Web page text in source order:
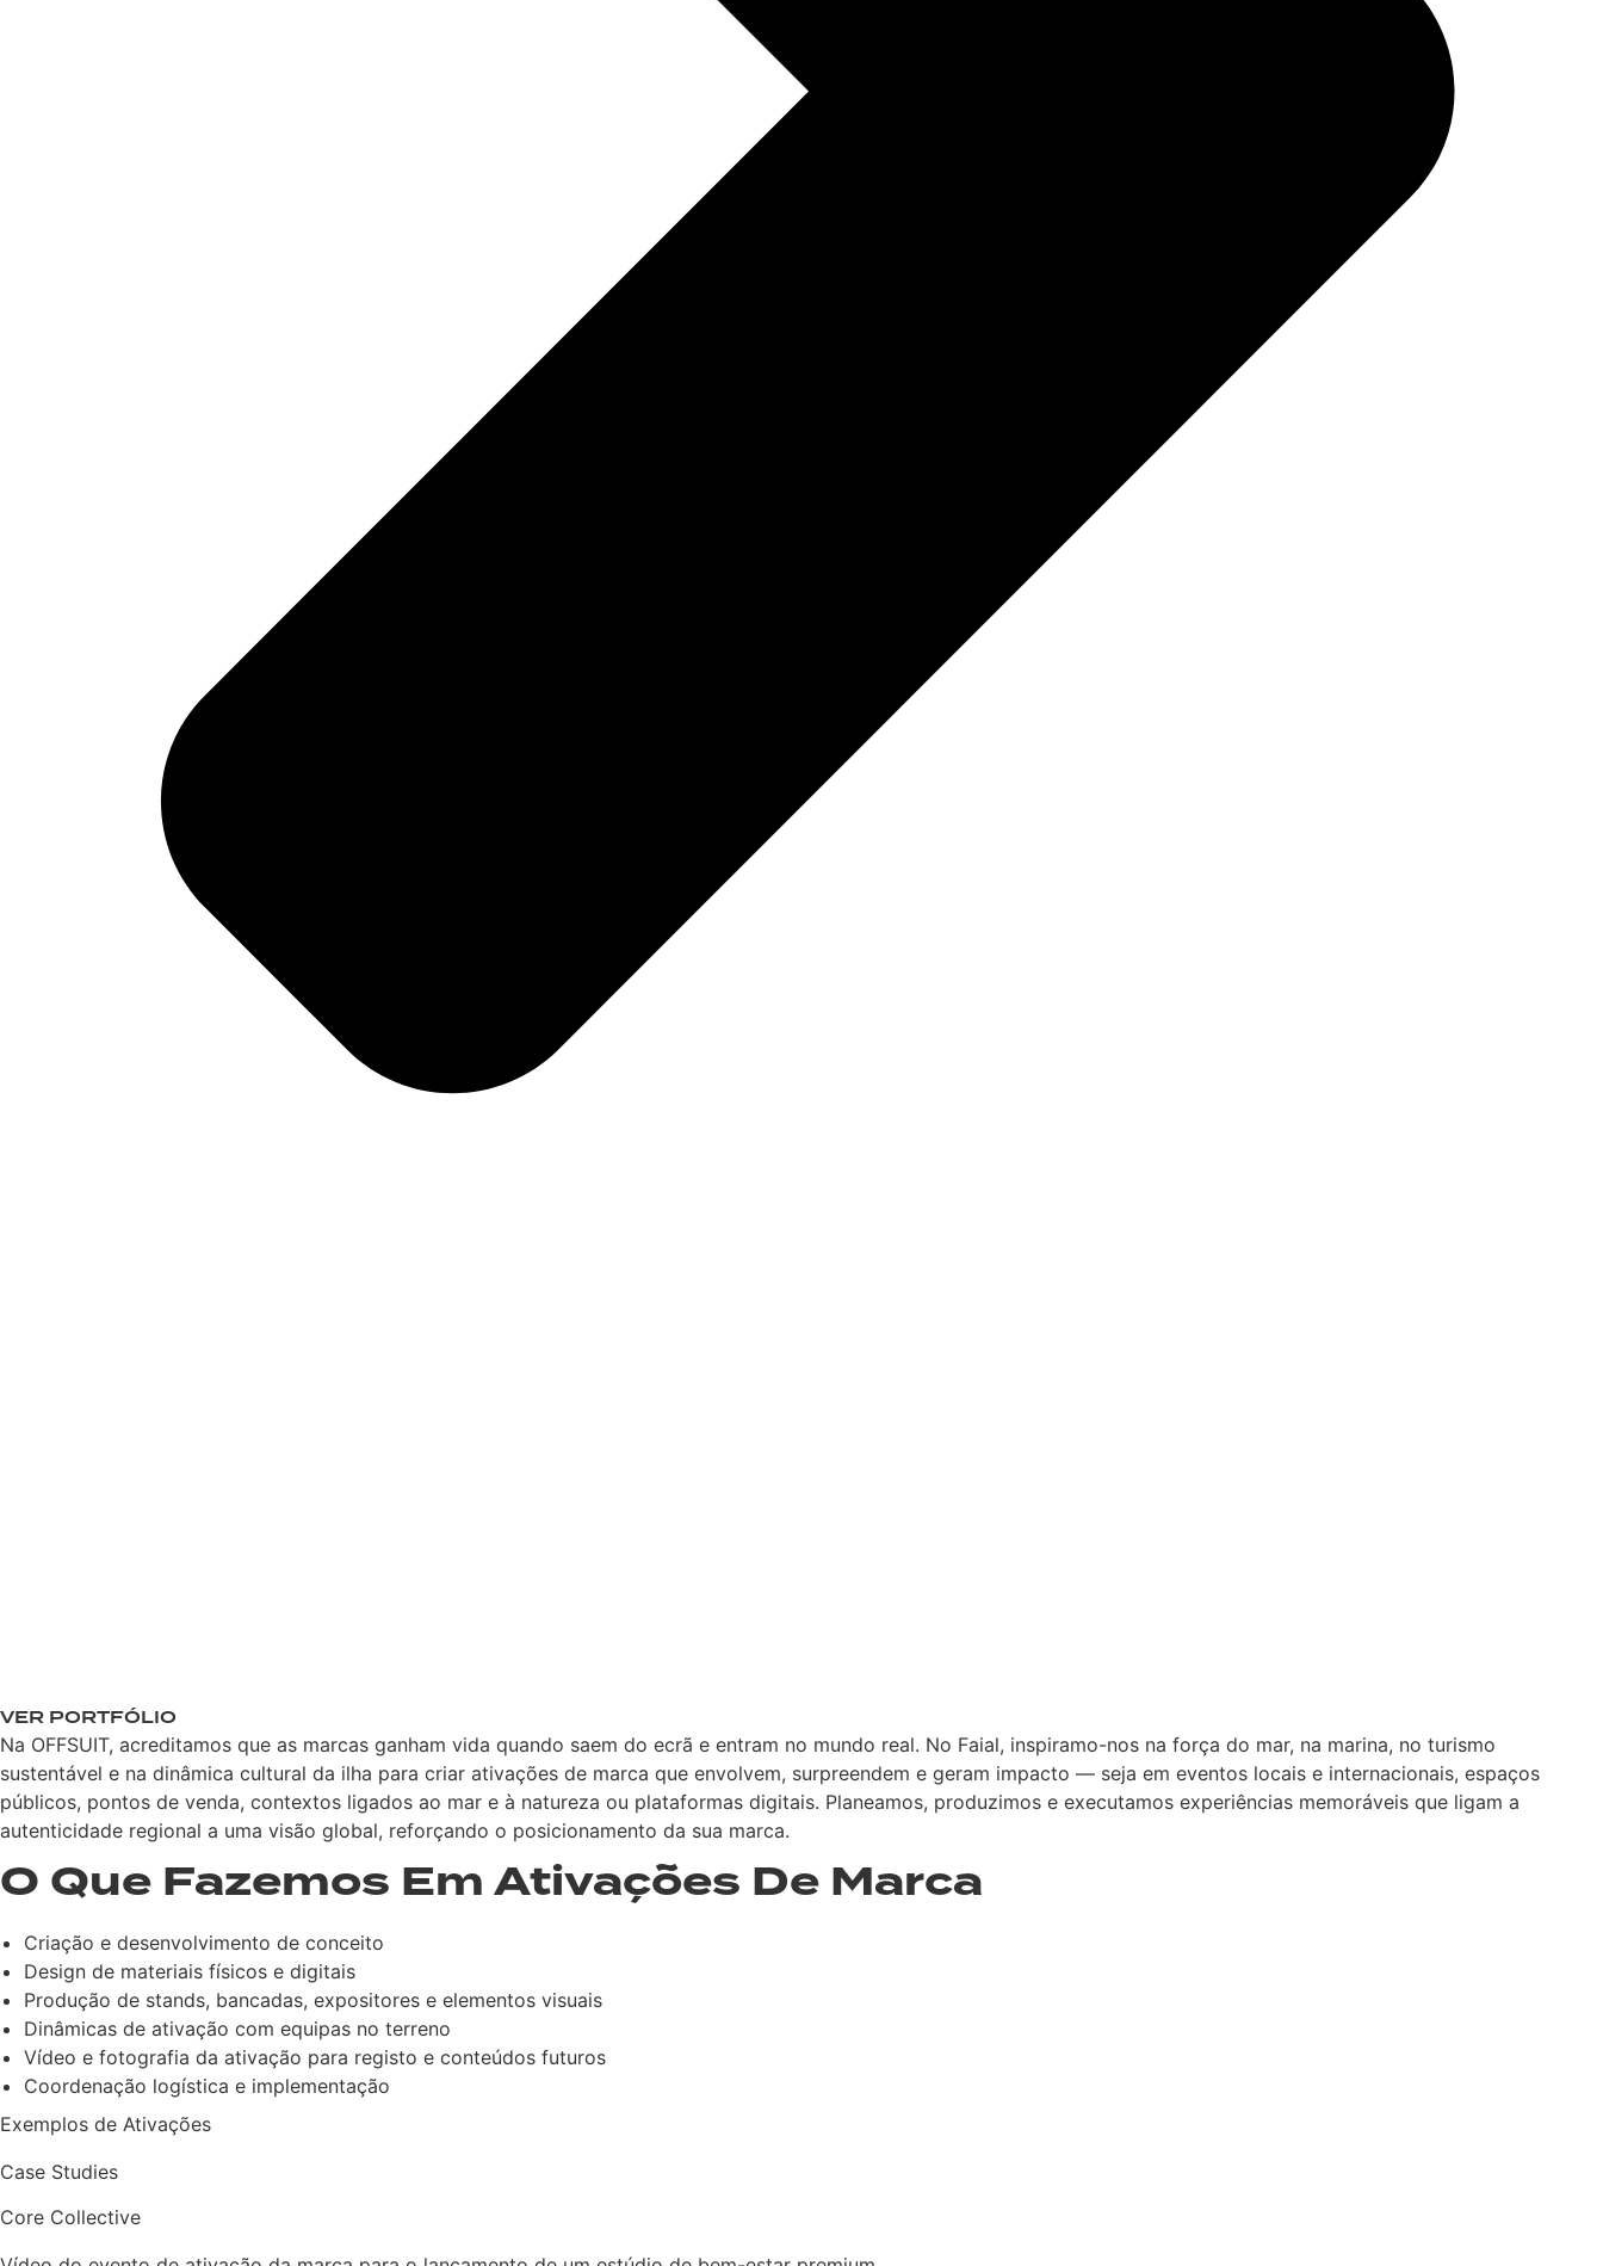
VER PORTFÓLIO
Na OFFSUIT, acreditamos que as marcas ganham vida quando saem do ecrã e entram no mundo real. No Faial, inspiramo-nos na força do mar, na marina, no turismo
sustentável e na dinâmica cultural da ilha para criar ativações de marca que envolvem, surpreendem e geram impacto — seja em eventos locais e internacionais, espaços
públicos, pontos de venda, contextos ligados ao mar e à natureza ou plataformas digitais. Planeamos, produzimos e executamos experiências memoráveis que ligam a
autenticidade regional a uma visão global, reforçando o posicionamento da sua marca.
O Que Fazemos Em Ativações De Marca
Criação e desenvolvimento de conceito
Design de materiais físicos e digitais
Produção de stands, bancadas, expositores e elementos visuais
Dinâmicas de ativação com equipas no terreno
Vídeo e fotografia da ativação para registo e conteúdos futuros
Coordenação logística e implementação
Exemplos de Ativações
Case Studies
Core Collective